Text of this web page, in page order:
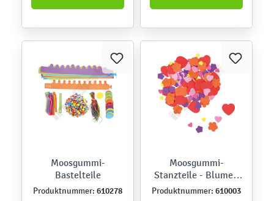
Moosgummi-
Bastelteile
Produktnummer: 610278
Moosgummi-
Stanzteile - Blumen
und Herzen
Produktnummer: 610003